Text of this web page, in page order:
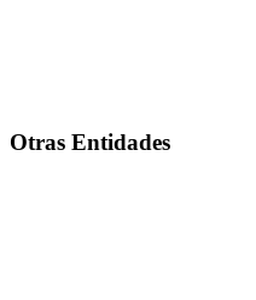
Otras Entidades